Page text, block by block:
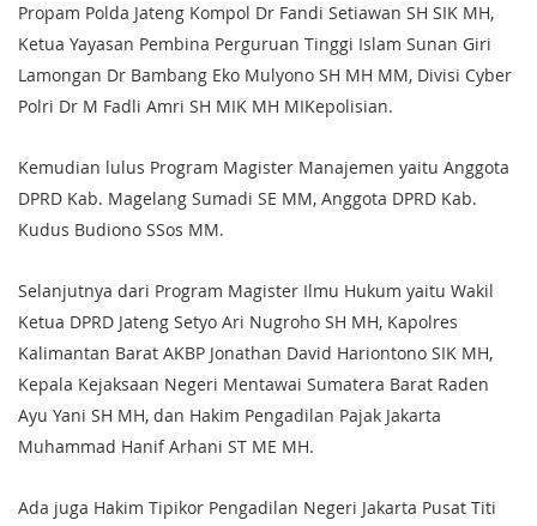
Propam Polda Jateng Kompol Dr Fandi Setiawan SH SIK MH,
Ketua Yayasan Pembina Perguruan Tinggi Islam Sunan Giri
Lamongan Dr Bambang Eko Mulyono SH MH MM, Divisi Cyber
Polri Dr M Fadli Amri SH MIK MH MIKepolisian.
Kemudian lulus Program Magister Manajemen yaitu Anggota
DPRD Kab. Magelang Sumadi SE MM, Anggota DPRD Kab.
Kudus Budiono SSos MM.
Selanjutnya dari Program Magister Ilmu Hukum yaitu Wakil
Ketua DPRD Jateng Setyo Ari Nugroho SH MH, Kapolres
Kalimantan Barat AKBP Jonathan David Hariontono SIK MH,
Kepala Kejaksaan Negeri Mentawai Sumatera Barat Raden
Ayu Yani SH MH, dan Hakim Pengadilan Pajak Jakarta
Muhammad Hanif Arhani ST ME MH.
Ada juga Hakim Tipikor Pengadilan Negeri Jakarta Pusat Titi